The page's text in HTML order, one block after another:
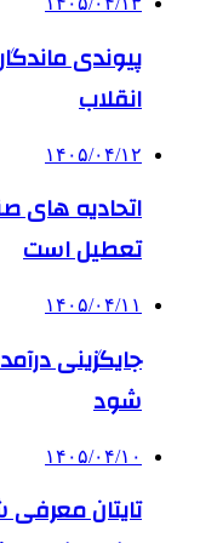
پیوندی
انقلاب
۱۴۰۵/۰۴/۱۲
تعطیل است
۱۴۰۵/۰۴/۱۱
جایگزینی
شود
۱۴۰۵/۰۴/۱۰
تایتان معرفی